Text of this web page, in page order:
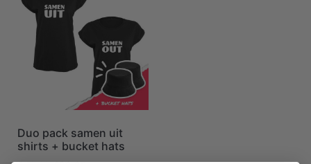
Duo pack samen uit
shirts + bucket hats